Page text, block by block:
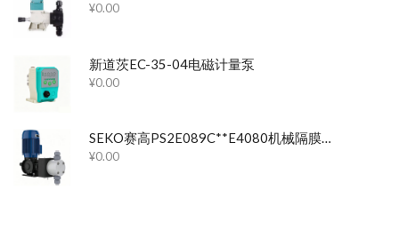
¥0.00
新道茨EC-35-04电磁计量泵
¥0.00
SEKO赛高PS2E089C**E4080机械隔膜计量泵
¥0.00